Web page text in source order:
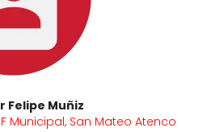
Felipe Muñiz
Municipal, San Mateo Atenco